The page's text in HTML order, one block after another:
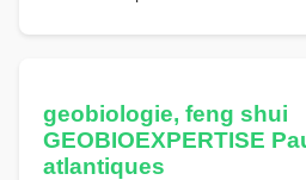
geobiologie, feng shui
GEOBIOEXPERTISE
atlantiques